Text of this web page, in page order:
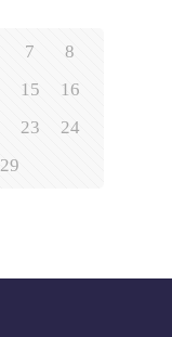
7
8
15
16
23
24
29